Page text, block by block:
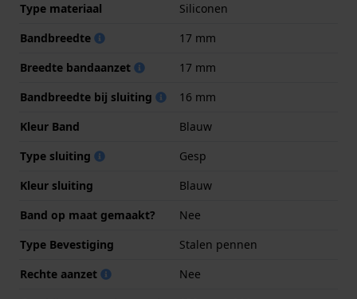
Type materiaal
Siliconen
Bandbreedte
17 mm
Breedte bandaanzet
17 mm
Bandbreedte bij sluiting
16 mm
Kleur Band
Blauw
Type sluiting
Gesp
Kleur sluiting
Blauw
Band op maat gemaakt?
Nee
Type Bevestiging
Stalen pennen
Rechte aanzet
Nee